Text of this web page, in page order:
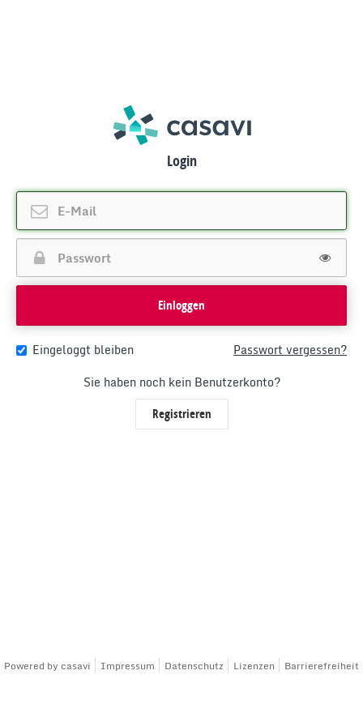
Login
Einloggen
Eingeloggt bleiben
Passwort vergessen?
Sie haben noch kein Benutzerkonto?
Registrieren
Powered by casavi Impressum Datenschutz Lizenzen Barrierefreiheit